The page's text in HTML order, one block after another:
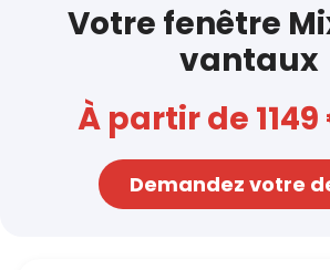
Votre fenêtre
vantaux
À partir de 1149
Demandez votre